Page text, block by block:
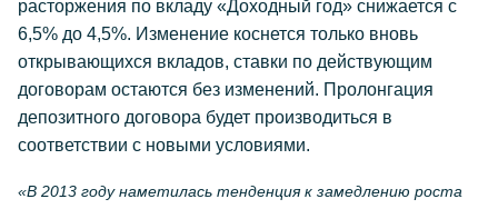
расторжения по вкладу «Доходный год» снижается с
6,5% до 4,5%. Изменение коснется только вновь
открывающихся вкладов, ставки по действующим
договорам остаются без изменений. Пролонгация
депозитного договора будет производиться в
соответствии с новыми условиями.
«В 2013 году наметилась тенденция к замедлению роста